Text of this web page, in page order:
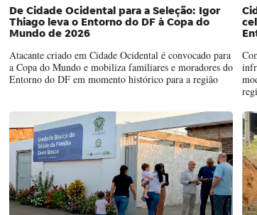
De Cidade Ocidental para a Seleção: Igor
Thiago leva o Entorno do DF à Copa do
Mundo de 2026
Atacante criado em Cidade Ocidental é convocado para
a Copa do Mundo e mobiliza familiares e moradores do
Entorno do DF em momento histórico para a região